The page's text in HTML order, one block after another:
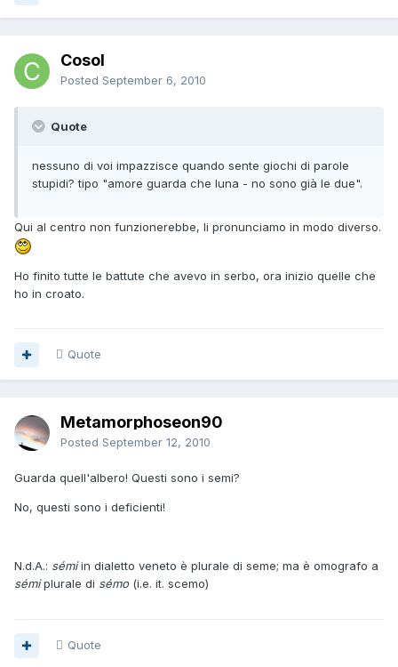
Cosol
Posted September 6, 2010
Quote
nessuno di voi impazzisce quando sente giochi di parole
stupidi? tipo "amore guarda che luna - no sono già le due".
Qui al centro non funzionerebbe, li pronunciamo in modo diverso.
Ho finito tutte le battute che avevo in serbo, ora inizio quelle che
ho in croato.
Quote
Metamorphoseon90
Posted September 12, 2010
Guarda quell'albero! Questi sono i semi?
No, questi sono i deficienti!
N.d.A.: sémiin dialetto veneto è plurale di seme; ma è omografo a
sémiplurale di sémo (i.e. it. scemo)
Quote